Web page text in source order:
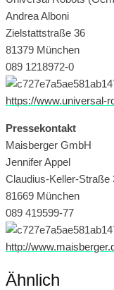
Andrea Alboni
Zielstattstraße 36
81379 München
089 1218972-0
https://www.universal-
Pressekontakt
Maisberger GmbH
Jennifer Appel
Claudius-Keller-Straße
81669 München
089 419599-77
http://
Ähnlich